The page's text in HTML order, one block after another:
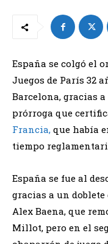
España se colgó el
Juegos de París 32
Barcelona, gracias
prórroga que
Francia, que había
tiempo
España se fue al
gracias a un
Alex Baena, que
Millot, pero en el